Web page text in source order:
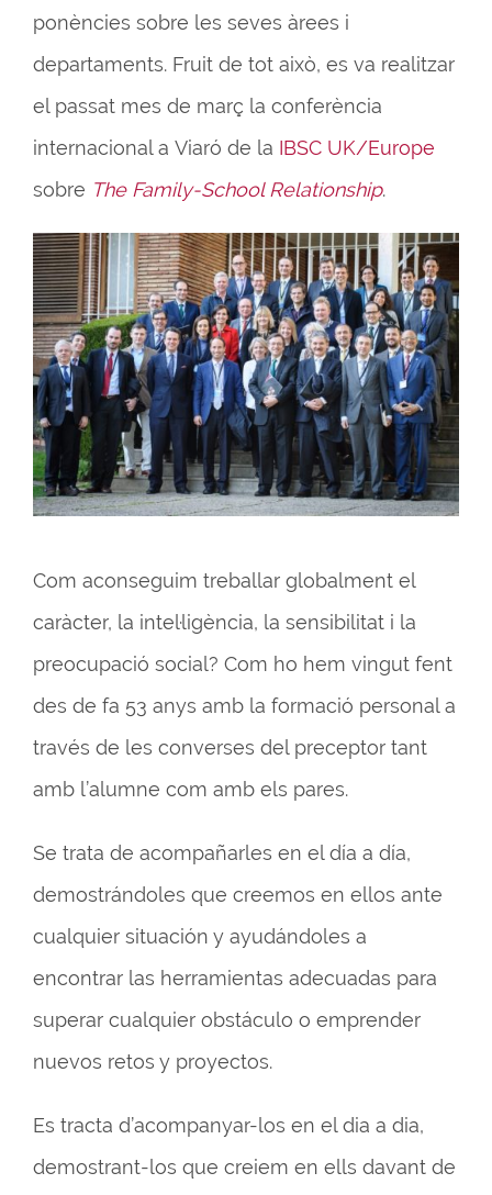
ponències sobre les seves àrees i
departaments. Fruit de tot això, es va realitzar
el passat mes de març la conferència
internacional a Viaró de la IBSC UK/Europe
sobre The Family-School Relationship.
Com aconseguim treballar globalment el
caràcter, la intel·ligència, la sensibilitat i la
preocupació social? Com ho hem vingut fent
des de fa 53 anys amb la formació personal a
través de les converses del preceptor tant
amb l’alumne com amb els pares.
Se trata de acompañarles en el día a día,
demostrándoles que creemos en ellos ante
cualquier situación y ayudándoles a
encontrar las herramientas adecuadas para
superar cualquier obstáculo o emprender
nuevos retos y proyectos.
Es tracta d’acompanyar-los en el dia a dia,
demostrant-los que creiem en ells davant de